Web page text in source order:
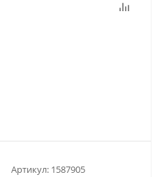
Артикул: 1587905